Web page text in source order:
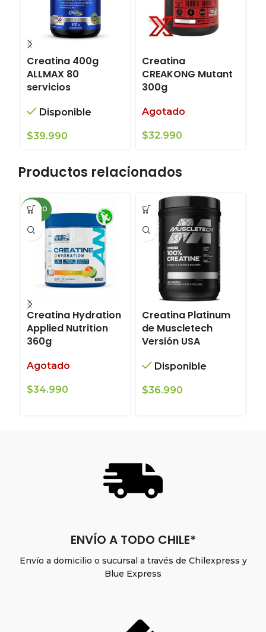
Creatina 400g
ALLMAX 80
servicios
Disponible
$39.990
Creatina
CREAKONG Mutant
300g
Agotado
$32.990
Productos relacionados
NUEVO
Creatina Hydration
Applied Nutrition
360g
Agotado
$34.990
Creatina Platinum
de Muscletech
Versión USA
Disponible
$36.990
ENVÍO A TODO CHILE*
Envío a domicilio o sucursal a través de Chilexpress y
Blue Express